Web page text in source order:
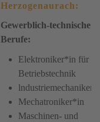
Herzogenaurach:
Gewerblich-technische
Berufe:
Elektroniker*in für
Betriebstechnik
Mechatroniker*in
Maschinen- und